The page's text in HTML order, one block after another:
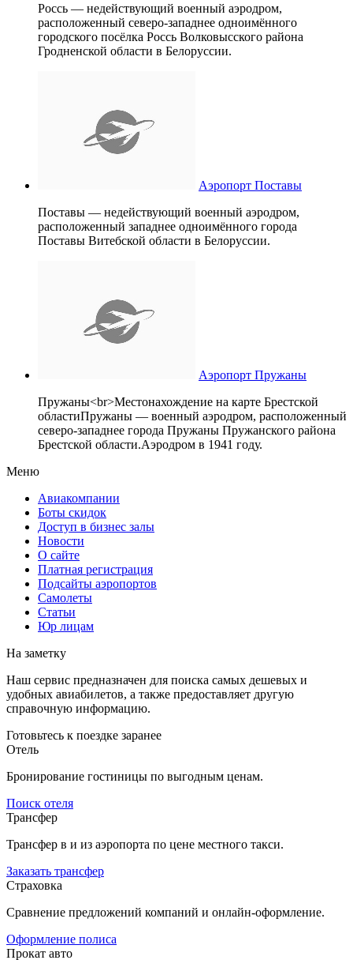
Россь — недействующий военный аэродром,
расположенный северо-западнее одноимённого
городского посёлка Россь Волковысского района
Гродненской области в Белоруссии.
Аэропорт Поставы
Поставы — недействующий военный аэродром,
расположенный западнее одноимённого города
Поставы Витебской области в Белоруссии.
Аэропорт Пружаны
Пружаны<br>Местонахождение на карте Брестской
областиПружаны — военный аэродром, расположенный
северо-западнее города Пружаны Пружанского района
Брестской области.Аэродром в 1941 году.
Меню
Авиакомпании
Боты скидок
Доступ в бизнес залы
Новости
О сайте
Платная регистрация
Подсайты аэропортов
Самолеты
Статьи
Юр лицам
На заметку
Наш сервис предназначен для поиска самых дешевых и
удобных авиабилетов, а также предоставляет другую
справочную информацию.
Готовьтесь к поездке заранее
Отель
Бронирование гостиницы по выгодным ценам.
Поиск отеля
Трансфер
Трансфер в и из аэропорта по цене местного такси.
Заказать трансфер
Страховка
Сравнение предложений компаний и онлайн-оформление.
Оформление полиса
Прокат авто